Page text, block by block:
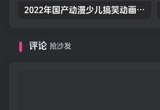
2022年国产动漫少儿搞笑动画《熊出没之怪兽计划2》高清无水印动漫海报
评论 抢沙发